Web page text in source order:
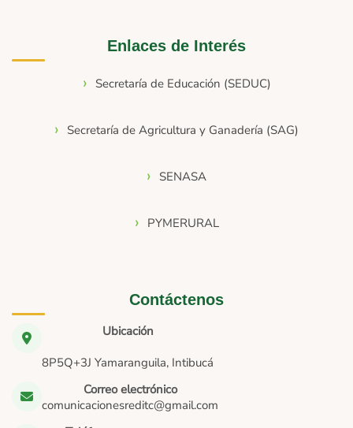
Enlaces de Interés
Secretaría de Educación (SEDUC)
Secretaría de Agricultura y Ganadería (SAG)
SENASA
PYMERURAL
Contáctenos
Ubicación
8P5Q+3J Yamaranguila, Intibucá
Correo electrónico
comunicacionesreditc@gmail.com